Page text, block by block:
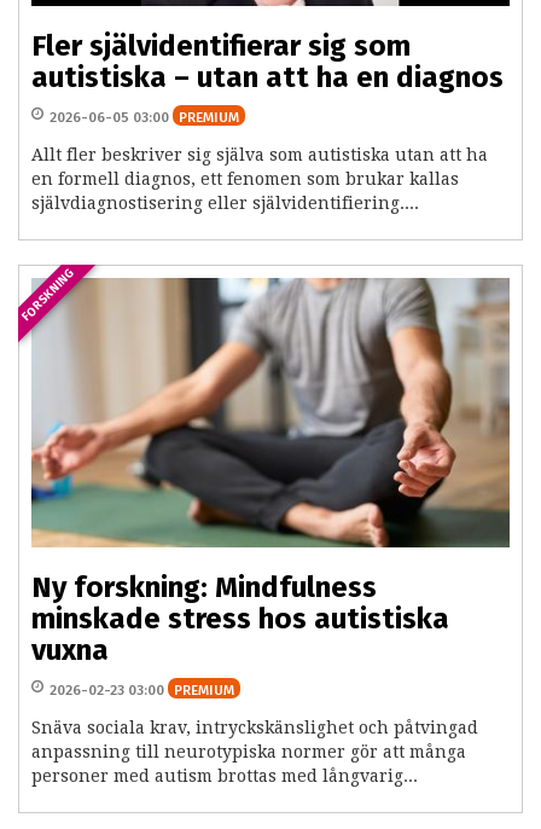
Fler självidentifierar sig som
autistiska – utan att ha en diagnos
2026-06-05 03:00 PREMIUM
Allt fler beskriver sig själva som autistiska utan att ha
en formell diagnos, ett fenomen som brukar kallas
självdiagnostisering eller självidentifiering....
FORSKNING
Ny forskning: Mindfulness
minskade stress hos autistiska
vuxna
2026-02-23 03:00 PREMIUM
Snäva sociala krav, intryckskänslighet och påtvingad
anpassning till neurotypiska normer gör att många
personer med autism brottas med långvarig...